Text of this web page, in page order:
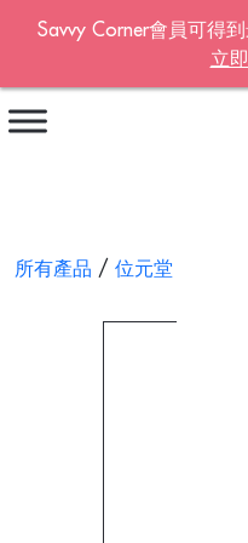
所有產品 / 位元堂
電郵地址*
Savvy Corner會員可得
立